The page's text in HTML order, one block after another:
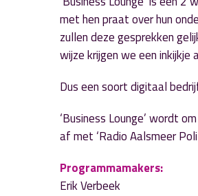
met hen praat over hun
zullen deze gesprekken
wijze krijgen we een inkijkje
Dus een soort digitaal
‘Business Lounge’ wordt
af met ‘Radio Aalsmeer
Programmamakers:
Erik Verbeek